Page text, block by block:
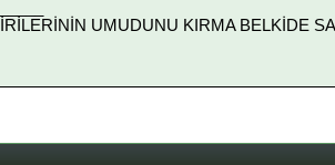
UMUDUNU KIRMA BELKİDE